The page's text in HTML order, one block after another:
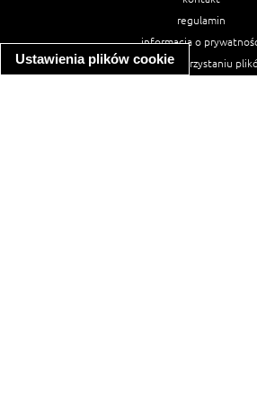
Ustawienia plików cookie
regulamin
informacja o
informacja o wykorzystaniu